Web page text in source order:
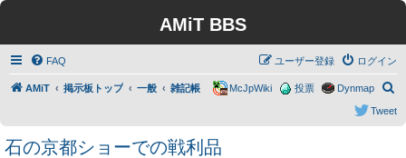
AMiT BBS
FAQ ログイン
ユーザー登録
AMiT 掲示板トップ 一般 雑記帳
索
Dynmap
投票
McJpWiki
Tweet
石の京都ショーでの戦利品